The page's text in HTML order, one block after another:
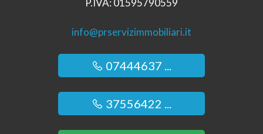
P.IVA: 01595790559
info@prservizimmobiliari.it
07444637 ...
37556422 ...